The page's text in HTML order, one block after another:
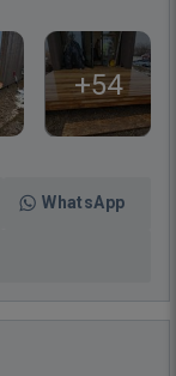
+54
WhatsApp